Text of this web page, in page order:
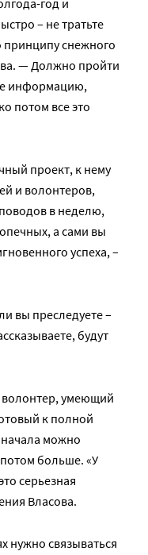
год и
– не тратьте
принципу снежного
— Должно пройти
информацию,
потом все это
проект, к нему
и волонтеров,
в неделю,
а сами вы
успеха, –
вы преследуете –
будут
волонтер, умеющий
к полной
можно
больше. «У
серьезная
Власова.
нужно связываться